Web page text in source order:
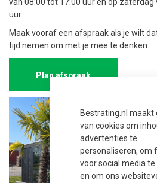
Bestrating.nl maakt
van cookies om
advertenties te
personaliseren, om
voor social media te
en om ons
uur.
Maak vooraf een afspraak als je wilt
tijd nemen om met je mee te denken.
Plan afspraak